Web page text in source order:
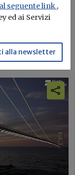
seguente link ,
ed ai Servizi
alla newsletter